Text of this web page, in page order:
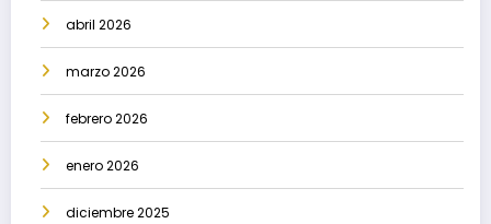
abril 2026
marzo 2026
febrero 2026
enero 2026
diciembre 2025